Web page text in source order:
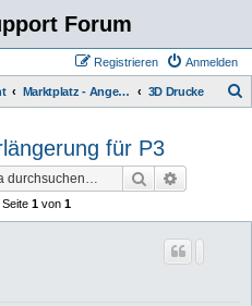
Forum
Anmelden
Registrieren
Marktplatz - Angebote von Usern 3D Drucke
für P3
Suche
Seite 1 von 1